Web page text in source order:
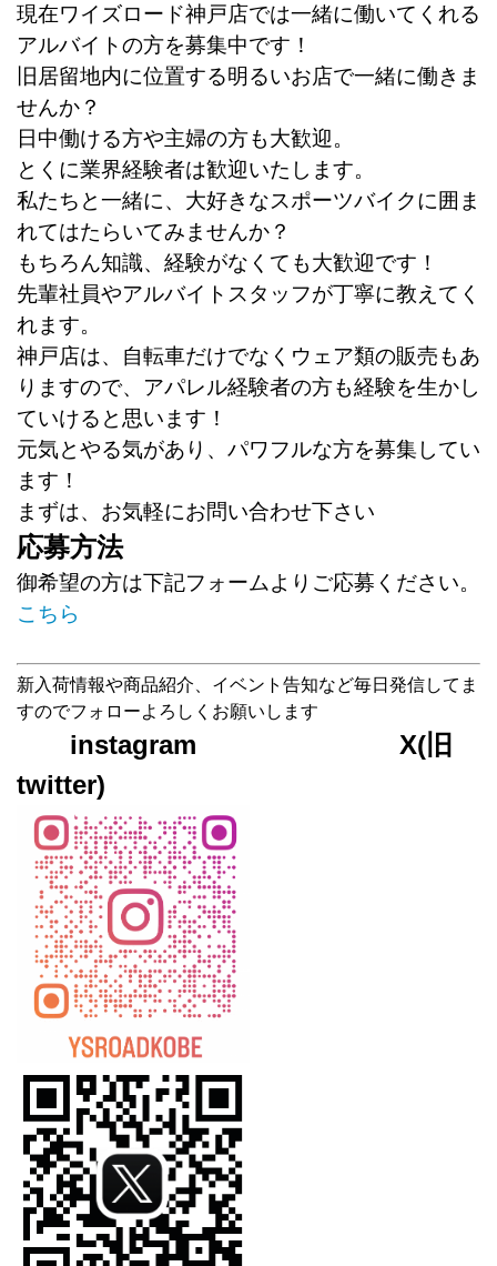
現在ワイズロード神戸店では一緒に働いてくれる
アルバイトの方を募集中です！
旧居留地内に位置する明るいお店で一緒に働きま
せんか？
日中働ける方や主婦の方も大歓迎。
とくに業界経験者は歓迎いたします。
私たちと一緒に、大好きなスポーツバイクに囲ま
れてはたらいてみませんか？
もちろん知識、経験がなくても大歓迎です！
先輩社員やアルバイトスタッフが丁寧に教えてく
れます。
神戸店は、自転車だけでなくウェア類の販売もあ
りますので、アパレル経験者の方も経験を生かし
ていけると思います！
元気とやる気があり、パワフルな方を募集してい
ます！
まずは、お気軽にお問い合わせ下さい
応募方法
御希望の方は下記フォームよりご応募ください。
こちら
新入荷情報や商品紹介、イベント告知など毎日発信してま
すのでフォローよろしくお願いします
instagram X(旧
twitter)